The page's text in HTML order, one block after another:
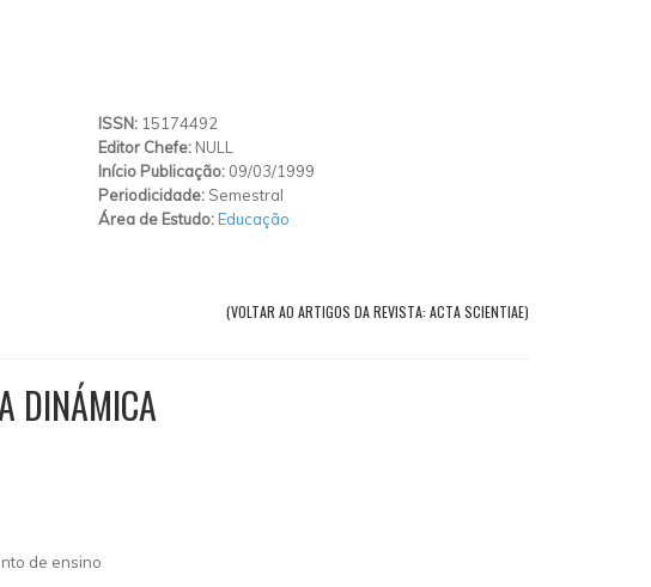
ISSN: 15174492
Editor Chefe: NULL
Início Publicação: 09/03/1999
Periodicidade: Semestral
Área de Estudo:Educação
(VOLTAR AO ARTIGOS DA REVISTA: ACTA SCIENTIAE)
DINÁMICA
de ensino